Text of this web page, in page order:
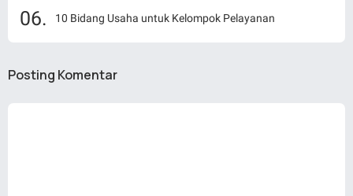
10 Bidang Usaha untuk Kelompok Pelayanan
Posting Komentar